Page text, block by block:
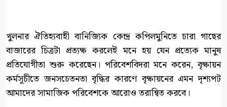
খুলনার ঐতিহ্যবাহী বানিজ্যিক কেন্দ্র কপিলমুনিতে চারা গাছের
বাজারের চিত্রটা প্রত্যক্ষ করলেই মনে হয় যেন প্রত্যেক মানুষ
প্রতিযোগীতা শুরু করেছেন। পরিবেশবিদরা মনে করেন, বৃক্ষায়ন
কর্মসূচীতে জনসচেতনতা বৃদ্ধির কারণে বৃক্ষায়নের এমন দৃশ্যপট
আমাদের সামাজিক পরিবেশকে আরোও তরান্বিত করবে।